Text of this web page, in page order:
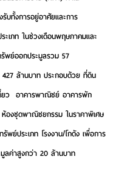
บทั้งการอยู่อาศัยและการ
เภท ในช่วงเดือนพฤษภาคมและ
พย์ออกประมูลรวม 57
ล้านบาท ประกอบด้วย ที่ดิน
ยว  อาคารพาณิชย์ อาคารพัก
องชุดพาณิชยกรรม ในราคาพิเศษ
พย์ประเภท โรงงาน/โกดัง เพื่อการ
ลค่าสูงกว่า 20 ล้านบาท